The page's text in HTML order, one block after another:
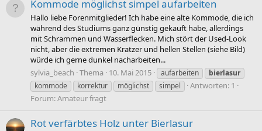
Kommode möglichst simpel aufarbeiten
Hallo liebe Forenmitglieder! Ich habe eine alte Kommode, die ich
während des Studiums ganz günstig gekauft habe, allerdings
mit Schrammen und Wasserflecken. Mich stört der Used-Look
nicht, aber die extremen Kratzer und hellen Stellen (siehe Bild)
würde ich gerne dunkel nacharbeiten...
sylvia_beach Thema 10. Mai 2015 aufarbeiten
bierlasur
kommode
korrektur möglichst simpel
Antworten: 1
Forum:Amateur fragt
Rot verfärbtes Holz unter Bierlasur